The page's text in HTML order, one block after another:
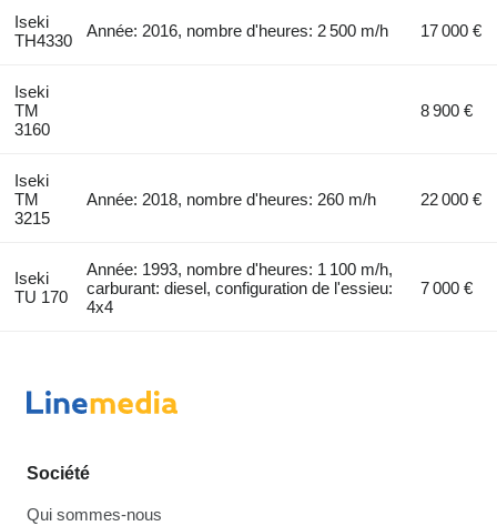
Iseki
TH4330
Année: 2016, nombre d'heures: 2 500 m/h 17 000 €
Iseki
TM
3160
8 900 €
Iseki
TM
3215
Année: 2018, nombre d'heures: 260 m/h 22 000 €
Iseki
TU 170
Année: 1993, nombre d'heures: 1 100 m/h,
carburant: diesel, configuration de l'essieu:
4x4
7 000 €
Société
Qui sommes-nous